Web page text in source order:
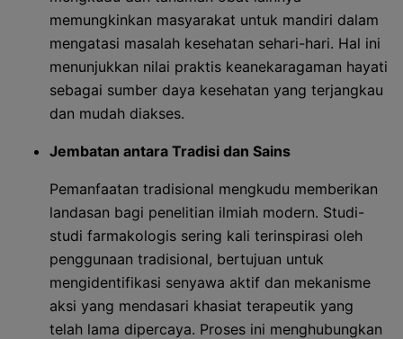
memungkinkan masyarakat untuk mandiri dalam
mengatasi masalah kesehatan sehari-hari. Hal ini
menunjukkan nilai praktis keanekaragaman hayati
sebagai sumber daya kesehatan yang terjangkau
dan mudah diakses.
Jembatan antara Tradisi dan Sains
Pemanfaatan tradisional mengkudu memberikan
landasan bagi penelitian ilmiah modern. Studi-
studi farmakologis sering kali terinspirasi oleh
penggunaan tradisional, bertujuan untuk
mengidentifikasi senyawa aktif dan mekanisme
aksi yang mendasari khasiat terapeutik yang
telah lama dipercaya. Proses ini menghubungkan